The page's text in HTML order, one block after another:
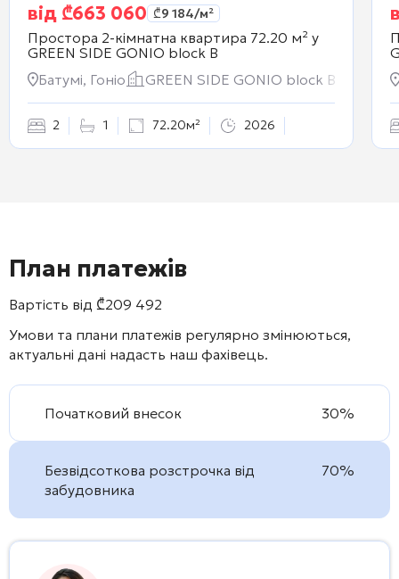
від ₾663 060 ₾9 184/м²
Простора 2-кімнатна квартира 72.20 м² у
GREEN SIDE GONIO block B
Батумі, Гоніо
GREEN SIDE GONIO block B
2 1 72.20м² 2026
План платежів
Вартість від ₾209 492
Умови та плани платежів регулярно змінюються,
актуальні дані надасть наш фахівець.
Початковий внесок 30%
Безвідсоткова розстрочка від
забудовника
70%